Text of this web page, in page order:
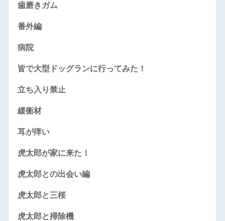
歯磨きガム
番外編
病院
皆で大型ドッグランに行ってみた！
立ち入り禁止
緩衝材
耳が痒い
虎太郎が家に来た！
虎太郎との出会い編
虎太郎と三桜
虎太郎と掃除機